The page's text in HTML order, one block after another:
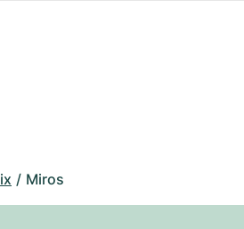
Miros